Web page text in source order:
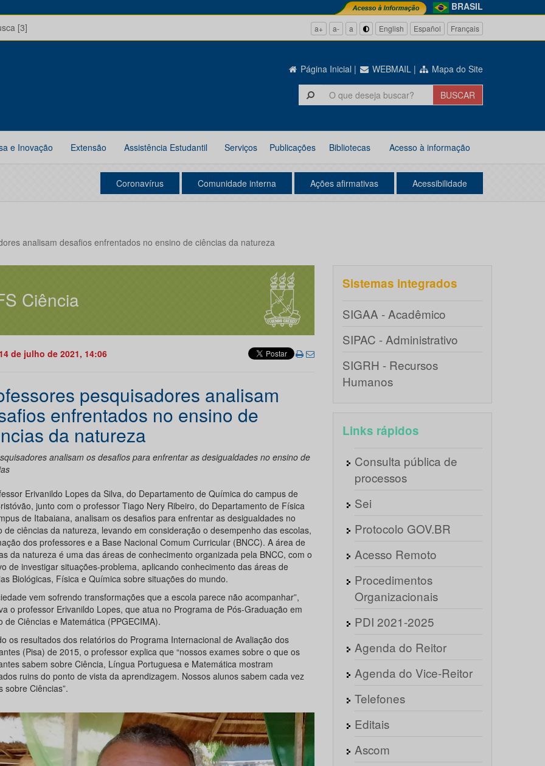
BRASIL
[3]
a+ a- a English Español Français
Página Inicial | WEBMAIL | Mapa do Site
e Inovação Extensão Assistência Estudantil Serviços Publicações Bibliotecas Acesso à informação
Coronavírus Comunidade interna Ações afirmativas Acessibilidade
analisam desafios enfrentados no ensino de ciências da natureza
Ciência
de julho de 2021, 14:06
pesquisadores analisam
enfrentados no ensino de
da natureza
analisam os desafios para enfrentar as desigualdades no ensino de
Erivanildo Lopes da Silva, do Departamento de Química do campus de
junto com o professor Tiago Nery Ribeiro, do Departamento de Física
de Itabaiana, analisam os desafios para enfrentar as desigualdades no
de ciências da natureza, levando em consideração o desempenho das escolas,
dos professores e a Base Nacional Comum Curricular (BNCC). A área de
da natureza é uma das áreas de conhecimento organizada pela BNCC, com o
de investigar situações-problema, aplicando conhecimento das áreas de
Biológicas, Física e Química sobre situações do mundo.
vem sofrendo transformações que a escola parece não acompanhar”,
o professor Erivanildo Lopes, que atua no Programa de Pós-Graduação em
de Ciências e Matemática (PPGECIMA).
os resultados dos relatórios do Programa Internacional de Avaliação dos
(Pisa) de 2015, o professor explica que “nossos exames sobre o que os
sabem sobre Ciência, Língua Portuguesa e Matemática mostram
ruins do ponto de vista da aprendizagem. Nossos alunos sabem cada vez
sobre Ciências”.
Sistemas integrados
SIGAA - Acadêmico
SIPAC - Administrativo
SIGRH - Recursos
Humanos
Links rápidos
Consulta pública de
processos
Sei
Protocolo GOV.BR
Acesso Remoto
Procedimentos
Organizacionais
PDI 2021-2025
Agenda do Reitor
Agenda do Vice-Reitor
Telefones
Editais
Ascom